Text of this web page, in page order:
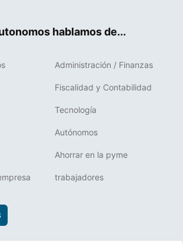
hablamos de...
Administración / Finanzas
Fiscalidad y Contabilidad
Tecnología
Autónomos
Ahorrar en la pyme
trabajadores